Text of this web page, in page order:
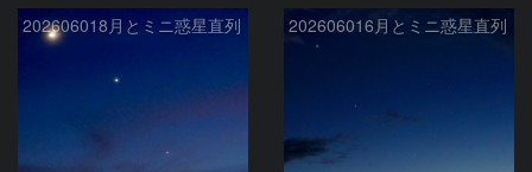
202606018月とミニ惑星直列 202606016月とミニ惑星直列